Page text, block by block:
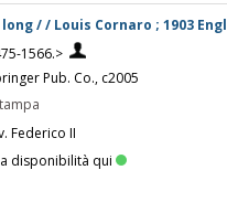
/ / Louis Cornaro ; 1903
1566.>
Pub. Co., c2005
Federico II
disponibilità qui